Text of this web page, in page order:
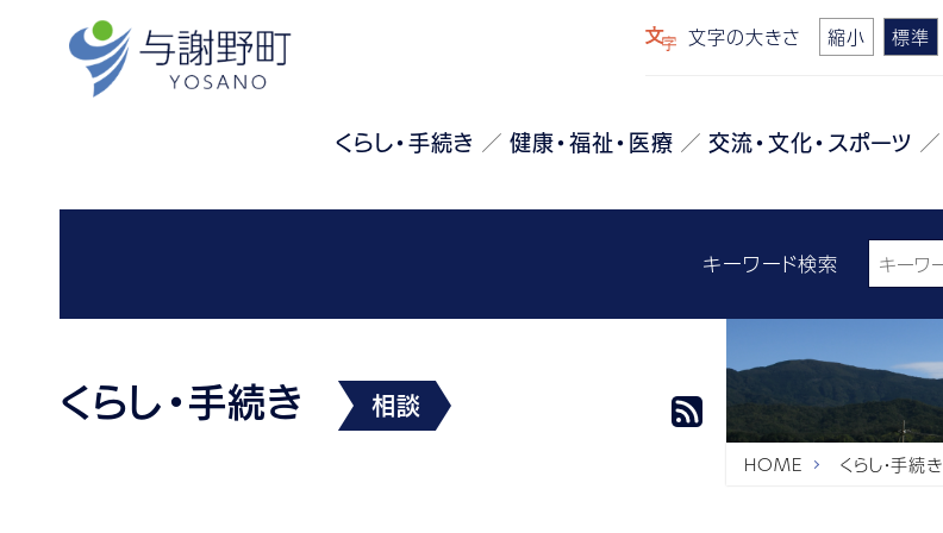
文字の大きさ 縮小 標準
くらし・手続き 健康・福祉・医療 交流・文化・スポーツ
キーワード検索
くらし・手続き 相談
HOME くらし・手続き